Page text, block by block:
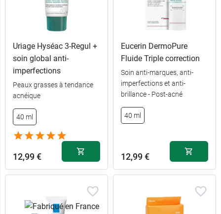
Uriage Hyséac 3-Regul +
soin global anti-
imperfections
Peaux grasses à tendance
acnéique
40 ml
12,99 €
Eucerin DermoPure
Fluide Triple correction
Soin anti-marques, anti-
imperfections et anti-
brillance - Post-acné
40 ml
12,99 €